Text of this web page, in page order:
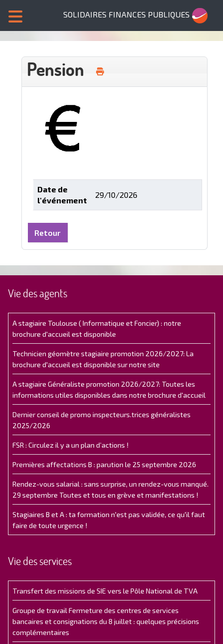
SOLIDAIRES FINANCES PUBLIQUES
Pension
Date de
l'événement
29/10/2026
Retour
Vie des agents
A stagiaire Toulouse ( Informatique et Foncier) : notre
brochure d'accueil est disponible
Technicien géomètre stagiaire promotion 2026/2027: La
brochure d'accueil est disponible sur notre site
A stagiaire Généraliste promotion 2026/2027: Toutes les
informations utiles disponibles dans notre brochure d'accueil
Dernier conseil de promo inspecteurs.trices généralistes
2025/2026
FSR : Circulez il y a un plan d’actions !
Premières affectations B : parution le 25 septembre 2026
Rendez-vous salarial : sans surprise, un rendez-vous manqué.
29 septembre Toutes et tous en grève et manifestations !
Stagiaires B et A : ta formation n'est pas validée, ce qu'il faut
faire de toute urgence !
Vie des services
Transfert des missions de SIE vers le Pôle National de TVA
Groupe de travail Fermeture des centres de services
bancaires et consignations du 8 juillet : quelques précisions
complémentaires